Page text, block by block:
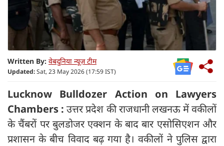
Written By: वेबदुनिया न्यूज़ टीम
Updated:Sat, 23 May 2026 (17:59 IST)
Lucknow Bulldozer Action on Lawyers
Chambers :उत्तर प्रदेश की राजधानी लखनऊ में वकीलों
के चैंबरों पर बुलडोजर एक्शन के बाद बार एसोसिएशन और
प्रशासन के बीच विवाद बढ़ गया है। वकीलों ने पुलिस द्वारा